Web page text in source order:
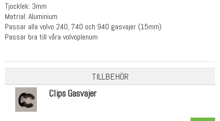
Tjocklek: 3mm
Matrial: Aluminium
Passar alla volvo 240, 740 och 940 gasvajer (15mm)
Passar bra till våra volvoplenum
TILLBEHÖR
Clips Gasvajer